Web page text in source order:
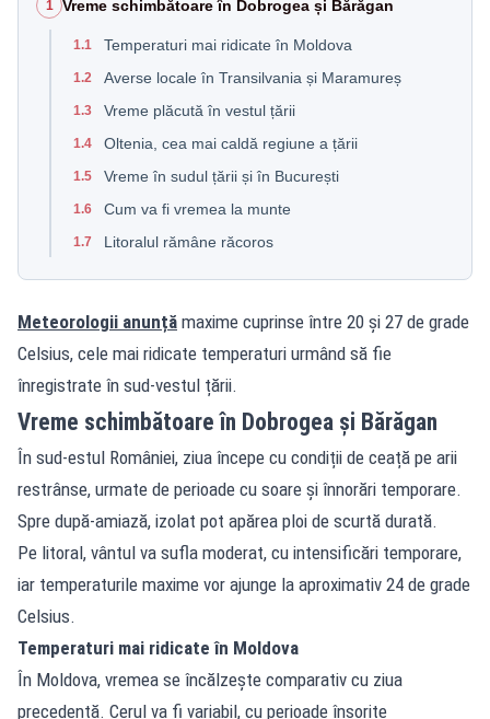
1 Vreme schimbătoare în Dobrogea și Bărăgan
1.1 Temperaturi mai ridicate în Moldova
1.2 Averse locale în Transilvania și Maramureș
1.3 Vreme plăcută în vestul țării
1.4 Oltenia, cea mai caldă regiune a țării
1.5 Vreme în sudul țării și în București
1.6 Cum va fi vremea la munte
1.7 Litoralul rămâne răcoros
Meteorologii anunță maxime cuprinse între 20 și 27 de grade
Celsius, cele mai ridicate temperaturi urmând să fie
înregistrate în sud-vestul țării.
Vreme schimbătoare în Dobrogea și Bărăgan
În sud-estul României, ziua începe cu condiții de ceață pe arii
restrânse, urmate de perioade cu soare și înnorări temporare.
Spre după-amiază, izolat pot apărea ploi de scurtă durată.
Pe litoral, vântul va sufla moderat, cu intensificări temporare,
iar temperaturile maxime vor ajunge la aproximativ 24 de grade
Celsius.
Temperaturi mai ridicate în Moldova
În Moldova, vremea se încălzește comparativ cu ziua
precedentă. Cerul va fi variabil, cu perioade însorite